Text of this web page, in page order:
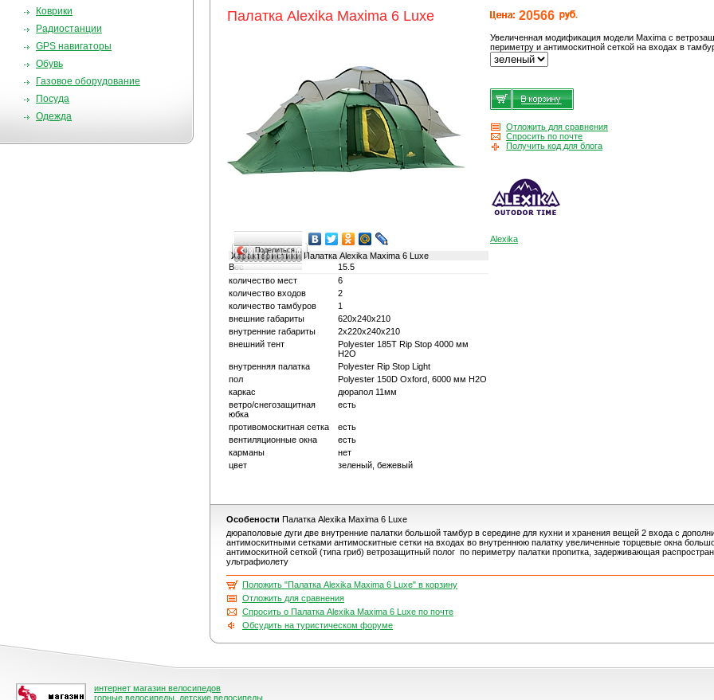
Коврики
Радиостанции
GPS навигаторы
Обувь
Газовое оборудование
Посуда
Одежда
Палатка Alexika Maxima 6 Luxe
Поделиться…
ХарактеристикиПалатка Alexika Maxima 6 Luxe
Вес
15.5
количество мест
6
количество входов
2
количество тамбуров
1
внешние габариты
620x240x210
внутренние габариты
2x220x240x210
внешний тент
Polyester 185T Rip Stop 4000 мм
H2O
внутренняя палатка
Polyester Rip Stop Light
пол
Polyester 150D Oxford, 6000 мм H2O
каркас
дюрапол 11мм
ветро/снегозащитная
юбка
есть
противомоскитная сетка
есть
вентиляционные окна
есть
карманы
нет
цвет
зеленый, бежевый
20566
Увеличенная модификация модели Maxima с
периметру и антимоскитной сеткой на входах в
Отложить для сравнения
Спросить по почте
Получить код для блога
Alexika
Особености Палатка Alexika Maxima 6 Luxe
дюраполовые дуги две внутренние палатки большой тамбур в середине для кухни и хранения вещей 2 входа с
антимоскитными сетками антимоскитные сетки на входах во внутреннюю палатку увеличенные торцевые окна
антимоскитной сеткой (типа гриб) ветрозащитный полог по периметру палатки пропитка, задерживающая
ультрафиолету
Положить "Палатка Alexika Maxima 6 Luxe" в корзину
Отложить для сравнения
Спросить о Палатка Alexika Maxima 6 Luxe по почте
Обсудить на туристическом форуме
интернет магазин велосипедов
горные велосипеды детские велосипеды